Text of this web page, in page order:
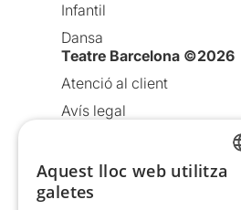
Infantil
Dansa
Teatre Barcelona ©2026
Atenció al client
Avís legal
Política de cookies
Condicions d’ús
Aquest lloc web utilitza
galetes